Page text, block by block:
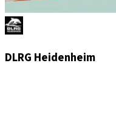
DLRG Heidenheim